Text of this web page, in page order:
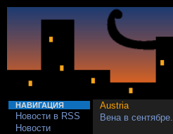
НАВИГАЦИЯ
Новости в RSS
Новости
Austria
Вена в сентябре.